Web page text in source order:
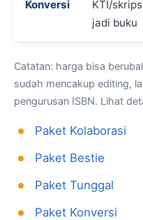
Konversi
KTI/
jadi buku
Catatan: harga bisa
sudah mencakup editing,
pengurusan ISBN. Lihat
Paket Kolaborasi
Paket Bestie
Paket Tunggal
Paket Konversi